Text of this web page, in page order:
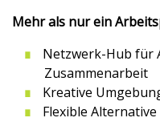
Mehr als nur ein
Netzwerk-Hub für
Zusammenarbeit
Kreative
Flexible